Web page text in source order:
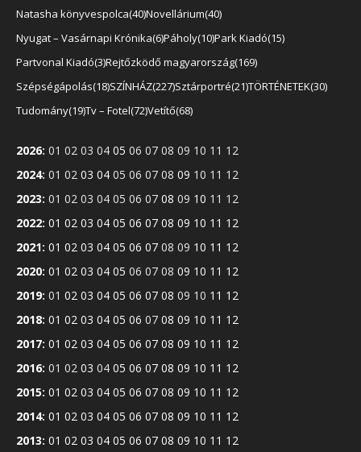
Natasha könyvespolca 40Novellárium 40
Nyugat – Vasárnapi Krónika 6Páholy 10Park Kiadó 15
Partvonal Kiadó 3 Rejtőzködő magyarország 169
Szépségápolás 18 SZÍNHÁZ 227 Sztárportré 21 TÖRTÉNETEK 30
Tudomány 19Tv – Fotel 72Vetítő 68
2026: 01 02 03 04 05 06 07 08 09 10 11 12
2024: 01 02 03 04 05 06 07 08 09 10 11 12
2023: 01 02 03 04 05 06 07 08 09 10 11 12
2022: 01 02 03 04 05 06 07 08 09 10 11 12
2021: 01 02 03 04 05 06 07 08 09 10 11 12
2020: 01 02 03 04 05 06 07 08 09 10 11 12
2019: 01 02 03 04 05 06 07 08 09 10 11 12
2018: 01 02 03 04 05 06 07 08 09 10 11 12
2017: 01 02 03 04 05 06 07 08 09 10 11 12
2016: 01 02 03 04 05 06 07 08 09 10 11 12
2015: 01 02 03 04 05 06 07 08 09 10 11 12
2014: 01 02 03 04 05 06 07 08 09 10 11 12
2013: 01 02 03 04 05 06 07 08 09 10 11 12